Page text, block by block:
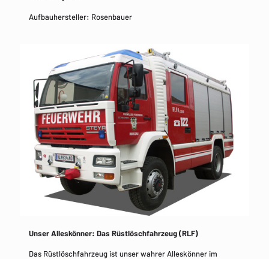
Aufbauhersteller: Rosenbauer
Unser Alleskönner: Das Rüstlöschfahrzeug (RLF)
Das Rüstlöschfahrzeug ist unser wahrer Alleskönner im